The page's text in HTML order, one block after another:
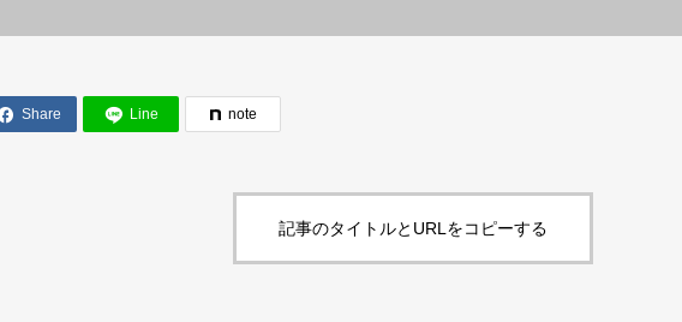
Share Line note
記事のタイトルとURLをコピーする